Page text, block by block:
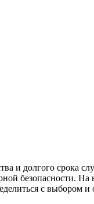
и долгого срока
безопасности.
с выбором и